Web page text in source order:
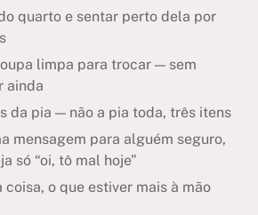
quarto e sentar perto dela por
limpa para trocar — sem
ainda
da pia — não a pia toda, três itens
mensagem para alguém seguro,
só “oi, tô mal hoje”
coisa, o que estiver mais à mão